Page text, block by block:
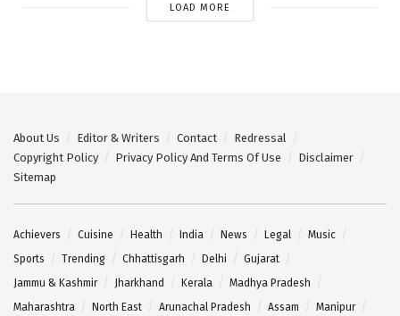
LOAD MORE
About Us Editor & Writers Contact
Redressal
Copyright Policy
Privacy Policy And Terms Of Use
Disclaimer
Sitemap
Achievers Cuisine Health India News Legal
Music
Sports
Trending Chhattisgarh Delhi
Gujarat
Jammu & Kashmir
Jharkhand Kerala
Madhya Pradesh
Maharashtra
North East Arunachal Pradesh Assam
Manipur